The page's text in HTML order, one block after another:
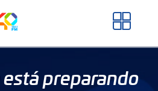
preparando